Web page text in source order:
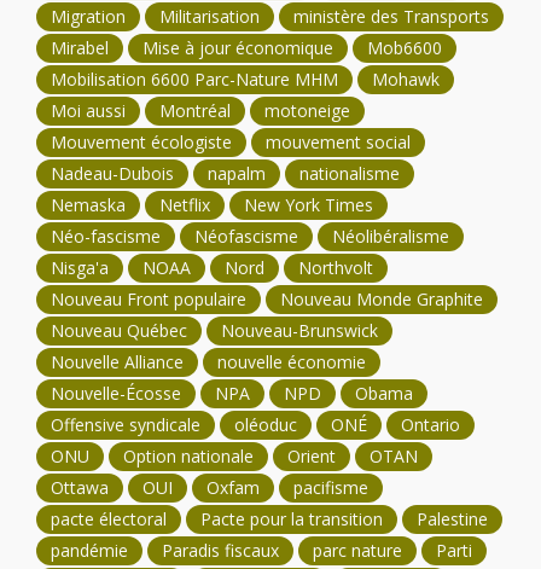
Migration
Militarisation
ministère des Transports
Mirabel
Mise à jour économique
Mob6600
Mobilisation 6600 Parc-Nature MHM
Mohawk
Moi aussi
Montréal
motoneige
Mouvement écologiste
mouvement social
Nadeau-Dubois
napalm
nationalisme
Nemaska
Netflix
New York Times
Néo-fascisme
Néofascisme
Néolibéralisme
Nisga'a
NOAA Nord
Northvolt
Nouveau Front populaire
Nouveau Monde Graphite
Nouveau Québec
Nouveau-Brunswick
Nouvelle Alliance
nouvelle économie
Nouvelle-Écosse
NPA NPD
Obama
Offensive syndicale
oléoduc ONÉ
Ontario
ONU
Option nationale Orient
OTAN
Ottawa
OUI Oxfam
pacifisme
pacte électoral
Pacte pour la transition
Palestine
pandémie
Paradis fiscaux parc nature
Parti